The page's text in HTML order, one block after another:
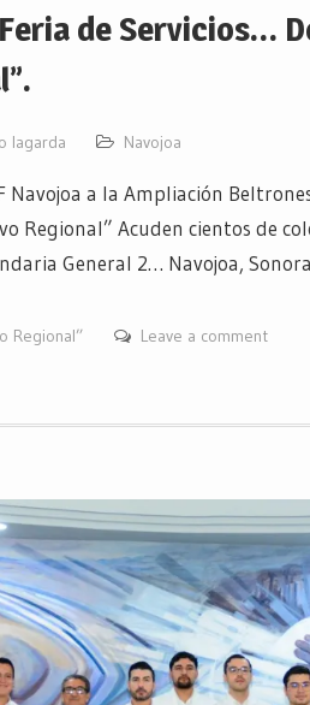
de Servicios…
lagarda Navojoa
Navojoa a la Ampliación
Regional” Acuden cientos de
General 2… Navojoa,
Regional” Leave a comment